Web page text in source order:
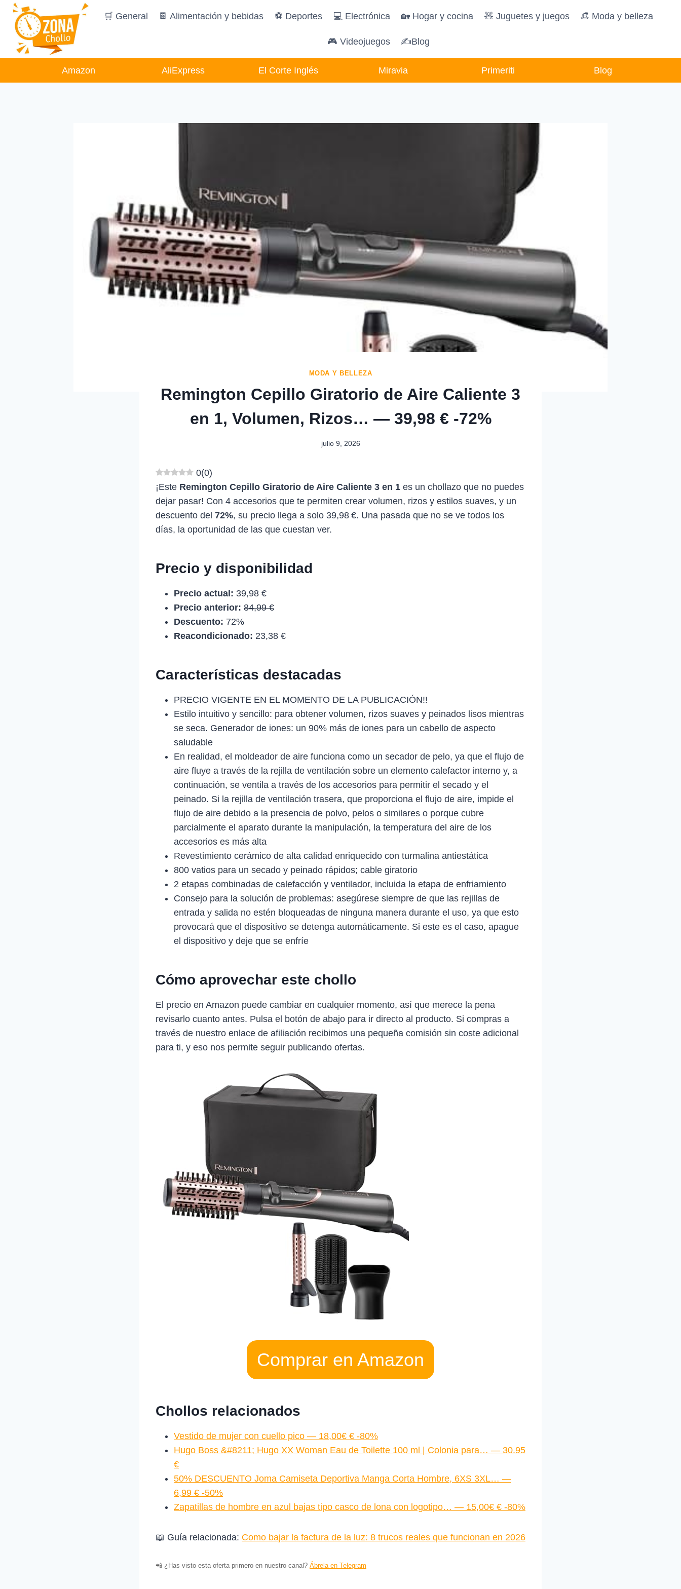
Saltar
contenido
🛒 General 🍫 Alimentación y bebidas ️⚽️ Deportes 💻 Electrónica 🏡 Hogar y cocina 🧸️ Juguetes y juegos 👒 Moda y belleza
🎮 Videojuegos ✍Blog
Amazon AliExpress El Corte Inglés Miravia Primeriti Blog
MODA Y BELLEZA
Remington Cepillo Giratorio de Aire Caliente 3
en 1, Volumen, Rizos… — 39,98 € -72%
julio 9, 2026
0(0)
¡Este Remington Cepillo Giratorio de Aire Caliente 3 en 1 es un chollazo que no puedes
dejar pasar! Con 4 accesorios que te permiten crear volumen, rizos y estilos suaves, y un
descuento del 72%, su precio llega a solo 39,98 €. Una pasada que no se ve todos los
días, la oportunidad de las que cuestan ver.
Precio y disponibilidad
Precio actual: 39,98 €
Precio anterior: 84,99 €
Descuento: 72%
Reacondicionado: 23,38 €
Características destacadas
PRECIO VIGENTE EN EL MOMENTO DE LA PUBLICACIÓN!!
Estilo intuitivo y sencillo: para obtener volumen, rizos suaves y peinados lisos mientras
se seca. Generador de iones: un 90% más de iones para un cabello de aspecto
saludable
En realidad, el moldeador de aire funciona como un secador de pelo, ya que el flujo de
aire fluye a través de la rejilla de ventilación sobre un elemento calefactor interno y, a
continuación, se ventila a través de los accesorios para permitir el secado y el
peinado. Si la rejilla de ventilación trasera, que proporciona el flujo de aire, impide el
flujo de aire debido a la presencia de polvo, pelos o similares o porque cubre
parcialmente el aparato durante la manipulación, la temperatura del aire de los
accesorios es más alta
Revestimiento cerámico de alta calidad enriquecido con turmalina antiestática
800 vatios para un secado y peinado rápidos; cable giratorio
2 etapas combinadas de calefacción y ventilador, incluida la etapa de enfriamiento
Consejo para la solución de problemas: asegúrese siempre de que las rejillas de
entrada y salida no estén bloqueadas de ninguna manera durante el uso, ya que esto
provocará que el dispositivo se detenga automáticamente. Si este es el caso, apague
el dispositivo y deje que se enfríe
Cómo aprovechar este chollo
El precio en Amazon puede cambiar en cualquier momento, así que merece la pena
revisarlo cuanto antes. Pulsa el botón de abajo para ir directo al producto. Si compras a
través de nuestro enlace de afiliación recibimos una pequeña comisión sin coste adicional
para ti, y eso nos permite seguir publicando ofertas.
Comprar en Amazon
Chollos relacionados
Vestido de mujer con cuello pico — 18,00€ € -80%
Hugo Boss &#8211; Hugo XX Woman Eau de Toilette 100 ml | Colonia para… — 30.95
€
50% DESCUENTO Joma Camiseta Deportiva Manga Corta Hombre, 6XS 3XL… —
6,99 € -50%
Zapatillas de hombre en azul bajas tipo casco de lona con logotipo… — 15,00€ € -80%
📖 Guía relacionada: Como bajar la factura de la luz: 8 trucos reales que funcionan en 2026
📲 ¿Has visto esta oferta primero en nuestro canal? Ábrela en Telegram